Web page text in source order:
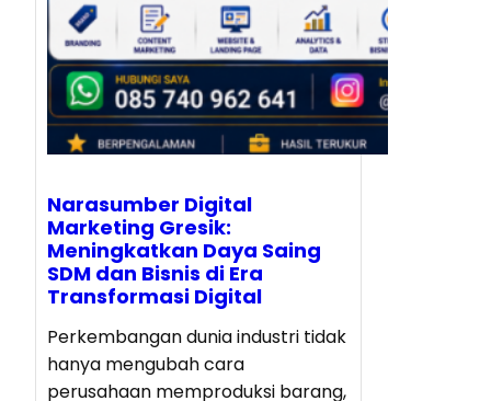
Narasumber Digital
Marketing Gresik:
Meningkatkan Daya Saing
SDM dan Bisnis di Era
Transformasi Digital
Perkembangan dunia industri tidak
hanya mengubah cara
perusahaan memproduksi barang,